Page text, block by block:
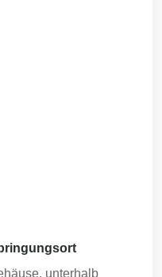
unterhalb